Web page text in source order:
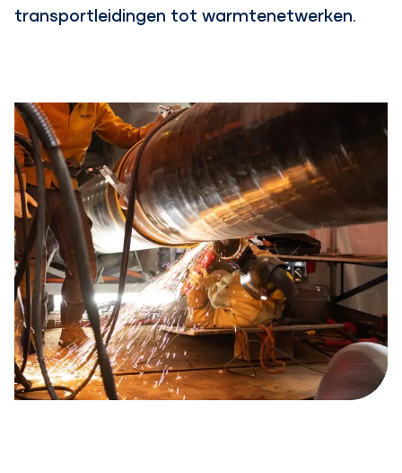
transportleidingen tot warmtenetwerken.